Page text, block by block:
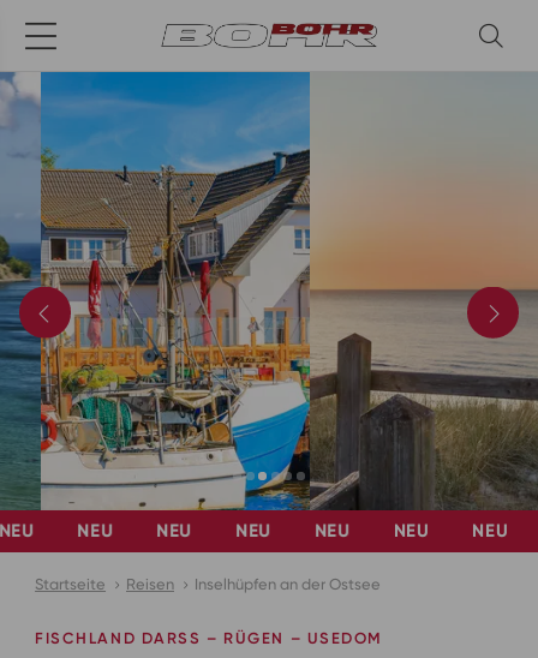
Startseite Reisen Inselhüpfen an der Ostsee
FISCHLAND DARSS – RÜGEN – USEDOM